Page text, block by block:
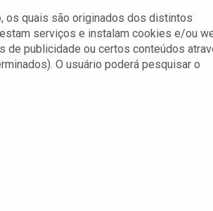
os quais são originados dos distintos
serviços e instalam cookies e/ou
de publicidade ou certos conteúdos
O usuário poderá pesquisar o